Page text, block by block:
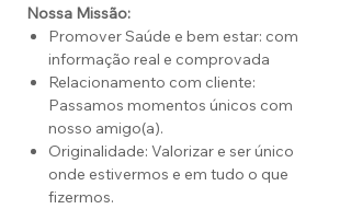
Nossa Missão:
Promover Saúde e bem estar: com
informação real e comprovada
Relacionamento com cliente:
Passamos momentos únicos com
nosso amigo(a).
Originalidade: Valorizar e ser único
onde estivermos e em tudo o que
fizermos.